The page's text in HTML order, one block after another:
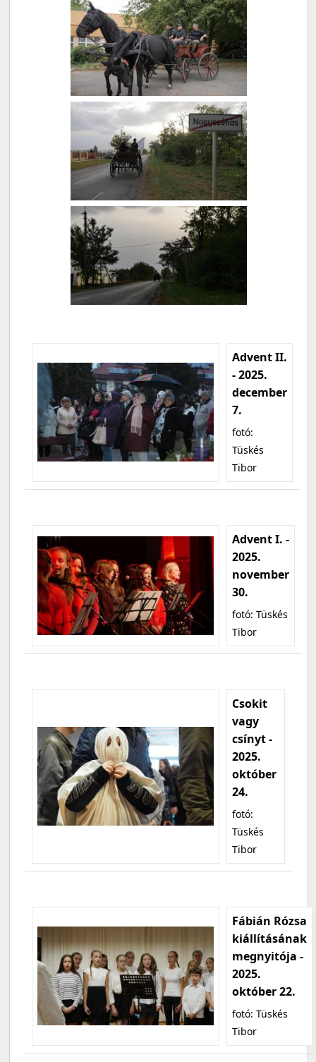
Advent II.
- 2025.
december
7.
fotó:
Tüskés
Tibor
Advent I. -
2025.
november
30.
fotó: Tüskés
Tibor
Csokit
vagy
csínyt -
2025.
október
24.
fotó:
Tüskés
Tibor
Fábián Rózsa
kiállításának
megnyitója -
2025.
október 22.
fotó: Tüskés
Tibor